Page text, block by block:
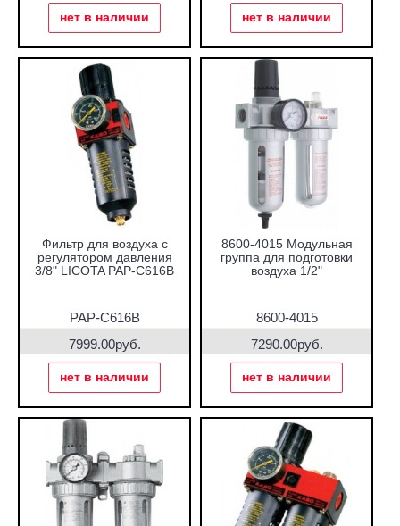
нет в наличии нет в наличии
Фильтр для воздуха с
регулятором давления
3/8" LICOTA PAP-C616B
PAP-C616B
7999.00руб.
нет в наличии
8600-4015 Модульная
группа для подготовки
воздуха 1/2"
8600-4015
7290.00руб.
нет в наличии